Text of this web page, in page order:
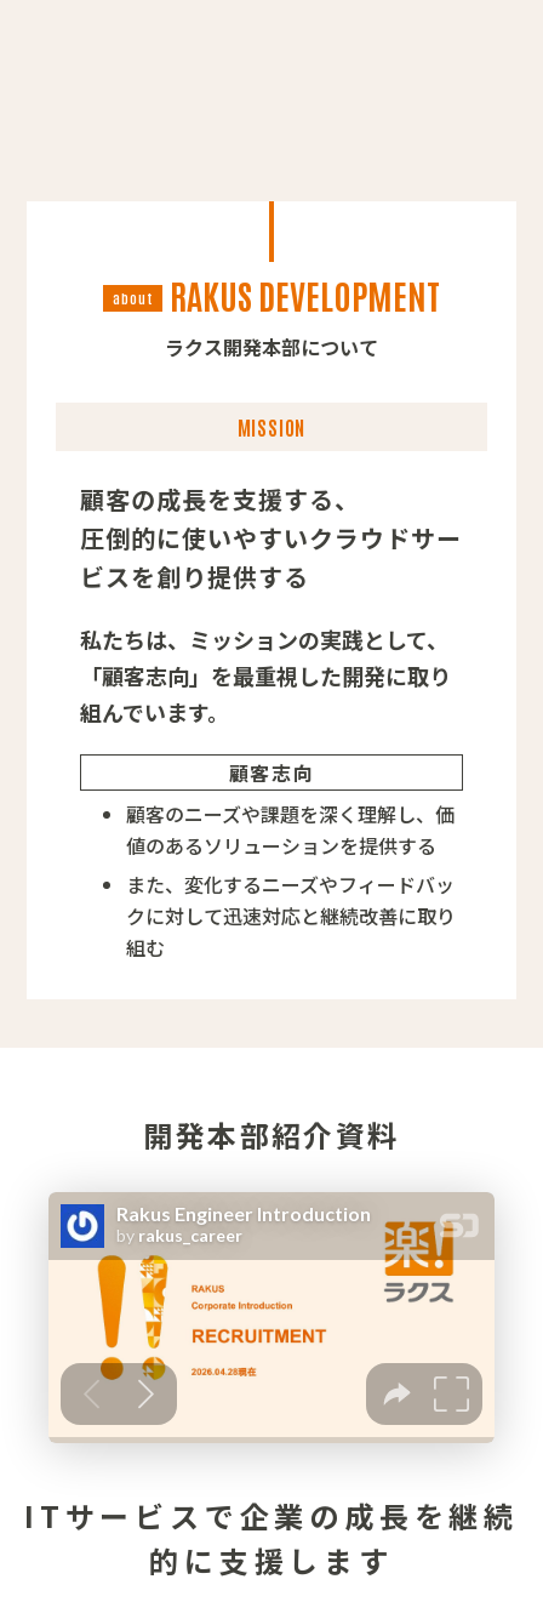
about RAKUS DEVELOPMENT
ラクス開発本部について
MISSION
顧客の成長を支援する、
圧倒的に使いやすいクラウドサー
ビスを創り提供する
私たちは、ミッションの実践として、
「顧客志向」を最重視した開発に取り
組んでいます。
顧客志向
顧客のニーズや課題を深く理解し、価
値のあるソリューションを提供する
また、変化するニーズやフィードバッ
クに対して迅速対応と継続改善に取り
組む
開発本部紹介資料
ITサービスで企業の成長を継続
的に支援します